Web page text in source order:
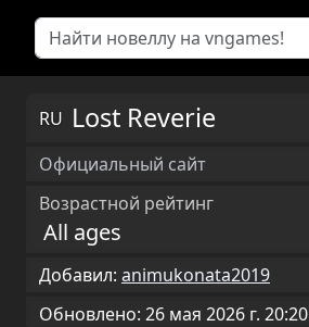
RU Lost Reverie
Официальный сайт
Возрастной рейтинг
All ages
Добавил: animukonata2019
Обновлено: 26 мая 2026 г. 20:20